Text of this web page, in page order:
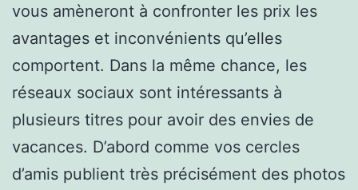
vous amèneront à confronter les prix les
avantages et inconvénients qu’elles
comportent. Dans la même chance, les
réseaux sociaux sont intéressants à
plusieurs titres pour avoir des envies de
vacances. D’abord comme vos cercles
d’amis publient très précisément des photos